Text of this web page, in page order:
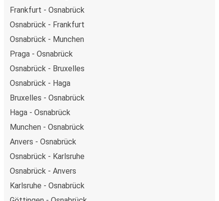
Frankfurt - Osnabrück
Osnabrück - Frankfurt
Osnabrück - Munchen
Praga - Osnabrück
Osnabrück - Bruxelles
Osnabrück - Haga
Bruxelles - Osnabrück
Haga - Osnabrück
Munchen - Osnabrück
Anvers - Osnabrück
Osnabrück - Karlsruhe
Osnabrück - Anvers
Karlsruhe - Osnabrück